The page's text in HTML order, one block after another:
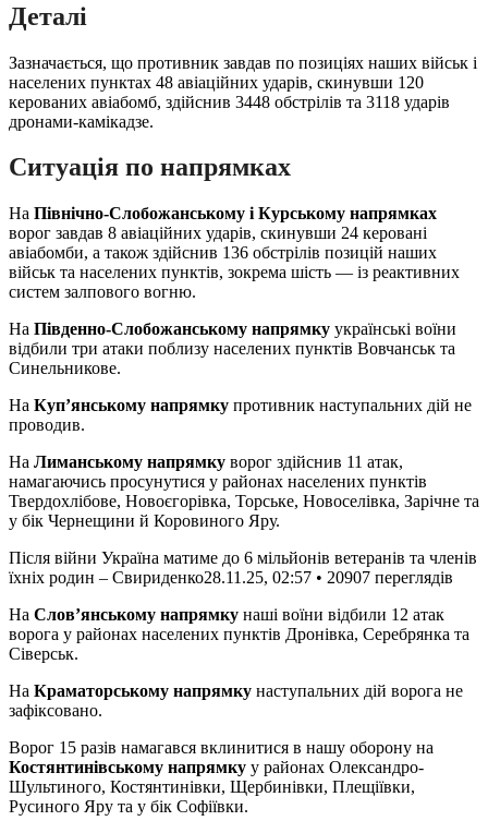
Деталі
Зазначається, що противник завдав по позиціях наших військ і
населених пунктах 48 авіаційних ударів, скинувши 120
керованих авіабомб, здійснив 3448 обстрілів та 3118 ударів
дронами-камікадзе.
Ситуація по напрямках
На Північно-Слобожанському і Курському напрямках
ворог завдав 8 авіаційних ударів, скинувши 24 керовані
авіабомби, а також здійснив 136 обстрілів позицій наших
військ та населених пунктів, зокрема шість — із реактивних
систем залпового вогню.
На Південно-Слобожанському напрямку українські воїни
відбили три атаки поблизу населених пунктів Вовчанськ та
Синельникове.
На Куп’янському напрямку противник наступальних дій не
проводив.
На Лиманському напрямку ворог здійснив 11 атак,
намагаючись просунутися у районах населених пунктів
Твердохлібове, Новоєгорівка, Торське, Новоселівка, Зарічне та
у бік Чернещини й Коровиного Яру.
Після війни Україна матиме до 6 мільйонів ветеранів та членів
їхніх родин – Свириденко28.11.25, 02:57 • 20907 переглядiв
На Слов’янському напрямку наші воїни відбили 12 атак
ворога у районах населених пунктів Дронівка, Серебрянка та
Сіверськ.
На Краматорському напрямку наступальних дій ворога не
зафіксовано.
Ворог 15 разів намагався вклинитися в нашу оборону на
Костянтинівському напрямку у районах Олександро-
Шультиного, Костянтинівки, Щербинівки, Плещіївки,
Русиного Яру та у бік Софіївки.